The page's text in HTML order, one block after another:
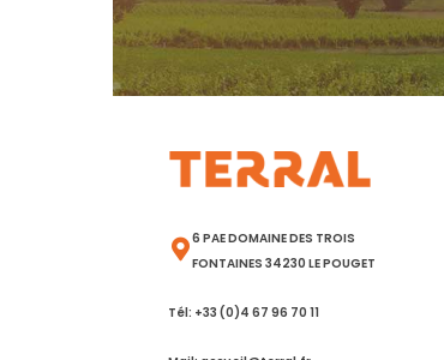
6 PAE DOMAINE DES TROIS
FONTAINES 34230 LE POUGET
Tél: +33 (0)4 67 96 70 11